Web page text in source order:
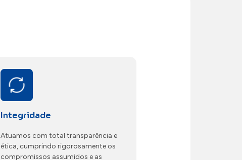
Integridade
Atuamos com total transparência e
ética, cumprindo rigorosamente os
compromissos assumidos e as